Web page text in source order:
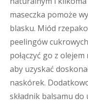
maseczka pomoże
blasku. Miód
peelingów
połączyć go z
aby uzyskać
naskórek.
składnik balsamu do